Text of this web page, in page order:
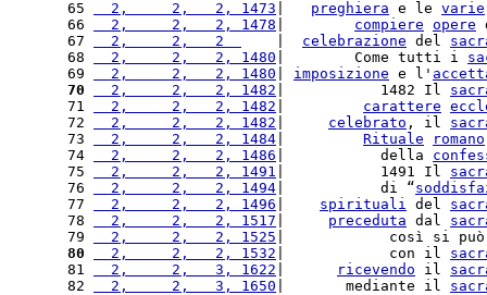
65
  2,     2,   2, 1473
preghiera e le varie
66
  2,     2,   2, 1478
compiere opere
67
  2,     2,   2
celebrazione del
68
  2,     2,   2, 1480
|        Come tutti i
69
  2,     2,   2, 1480
imposizione e l'
70
  2,     2,   2, 1482
|           1482 Il
71
  2,     2,   2, 1482
carattere
72
  2,     2,   2, 1482
celebrato , il
73
  2,     2,   2, 1484
Rituale romano
74
  2,     2,   2, 1486
|           della
75
  2,     2,   2, 1491
|           1491 Il
76
  2,     2,   2, 1494
|           di “
77
  2,     2,   2, 1496
spirituali del
78
  2,     2,   2, 1517
preceduta dal
79
  2,     2,   2, 1525
|            così si
80
  2,     2,   2, 1532
|            con il
81
  2,     2,   3, 1622
ricevendo il
82
  2,     2,   3, 1650
|       mediante il